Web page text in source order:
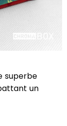
superbe
un